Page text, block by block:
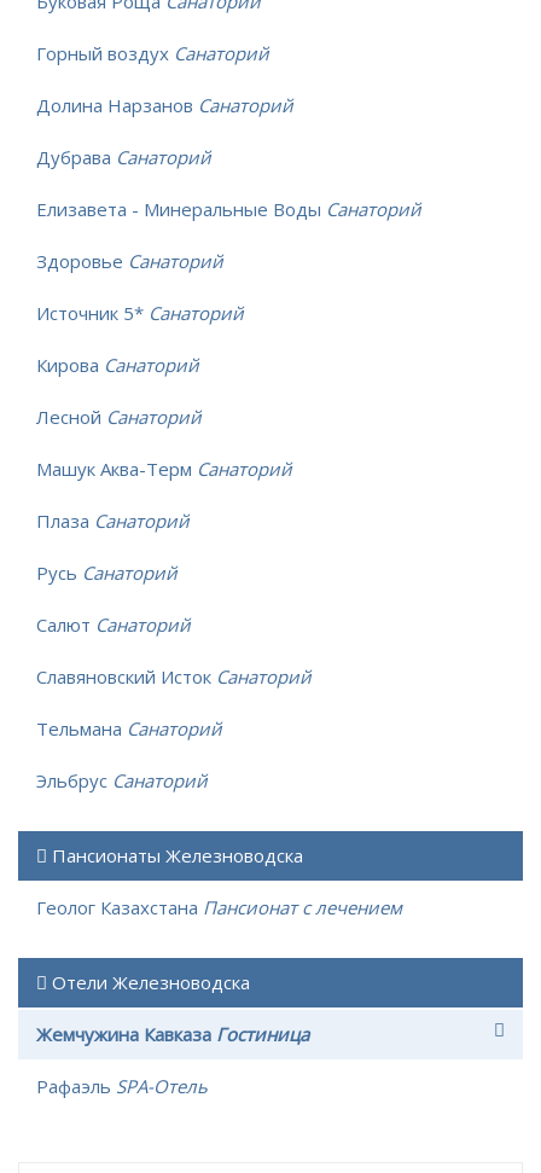
Горный воздух Санаторий
Долина Нарзанов Санаторий
Дубрава Санаторий
Елизавета - Минеральные Воды Санаторий
Здоровье Санаторий
Источник 5* Санаторий
Кирова Санаторий
Лесной Санаторий
Машук Аква-Терм Санаторий
Плаза Санаторий
Русь Санаторий
Салют Санаторий
Славяновский Исток Санаторий
Тельмана Санаторий
Эльбрус Санаторий
Пансионаты Железноводска
Геолог Казахстана Пансионат с лечением
Отели Железноводска
Жемчужина Кавказа Гостиница
Рафаэль SPA-Отель